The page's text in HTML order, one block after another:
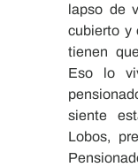
lapso de
cubierto y
tienen
Eso lo
siente
Lobos,